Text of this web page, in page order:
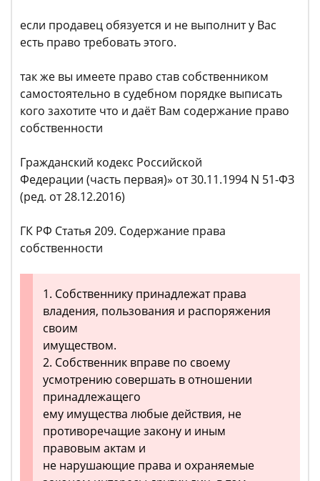
если продавец обязуется и не выполнит у Вас
есть право требовать этого.
так же вы имеете право став собственником
самостоятельно в судебном порядке выписать
кого захотите что и даёт Вам содержание право
собственности
Гражданский кодекс Российской
Федерации (часть первая)» от 30.11.1994 N 51-ФЗ
(ред. от 28.12.2016)
ГК РФ Статья 209. Содержание права
собственности
1. Собственнику принадлежат права
владения, пользования и распоряжения
своим
имуществом.
2. Собственник вправе по своему
усмотрению совершать в отношении
принадлежащего
ему имущества любые действия, не
противоречащие закону и иным
правовым актам и
не нарушающие права и охраняемые